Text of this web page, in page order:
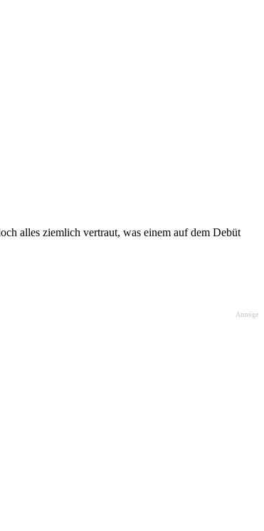
alles ziemlich vertraut, was einem auf dem Debüt
Anzeige